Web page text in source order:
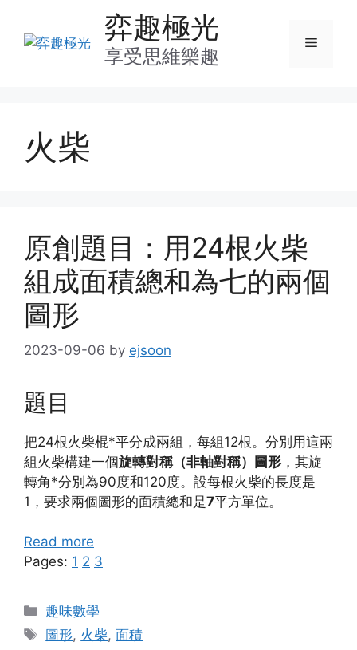
content
弈趣極光
享受思維樂趣
Menu
火柴
原創題目：用24根火柴
組成面積總和為七的兩個
圖形
2023-09-06 by ejsoon
題目
把24根火柴棍*平分成兩組，每組12根。分別用這兩
組火柴構建一個旋轉對稱（非軸對稱）圖形 ，其旋
轉角*分別為90度和120度。設每根火柴的長度是
1，要求兩個圖形的面積總和是7平方單位。
Read more
Pages: 1 2 3
Categories
趣味數學
Tags
圖形, 火柴,面積